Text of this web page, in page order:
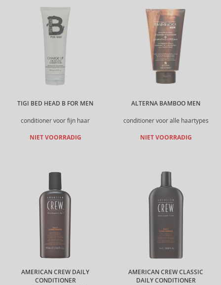
TIGI BED HEAD B FOR MEN
conditioner voor fijn haar
NIET VOORRADIG
ALTERNA BAMBOO MEN
conditioner voor alle haartypes
NIET VOORRADIG
AMERICAN CREW DAILY
CONDITIONER
AMERICAN CREW CLASSIC
DAILY CONDITIONER